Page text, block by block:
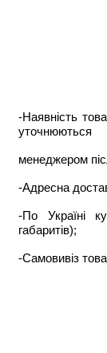
-Наявність
уточнюються
менеджером
-Адресна
-По Україні
габаритів);
-Самовивіз